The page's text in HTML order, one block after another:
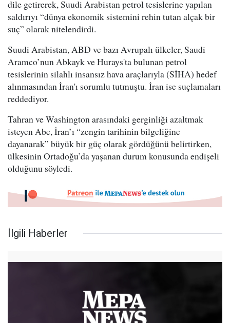
dile getirerek, Suudi Arabistan petrol tesislerine yapılan
saldırıyı “dünya ekonomik sistemini rehin tutan alçak bir
suç” olarak nitelendirdi.
Suudi Arabistan, ABD ve bazı Avrupalı ülkeler, Saudi
Aramco’nun Abkayk ve Hurays'ta bulunan petrol
tesislerinin silahlı insansız hava araçlarıyla (SİHA) hedef
alınmasından İran'ı sorumlu tutmuştu. İran ise suçlamaları
reddediyor.
Tahran ve Washington arasındaki gerginliği azaltmak
isteyen Abe, İran’ı “zengin tarihinin bilgeliğine
dayanarak” büyük bir güç olarak gördüğünü belirtirken,
ülkesinin Ortadoğu’da yaşanan durum konusunda endişeli
olduğunu söyledi.
İlgili Haberler